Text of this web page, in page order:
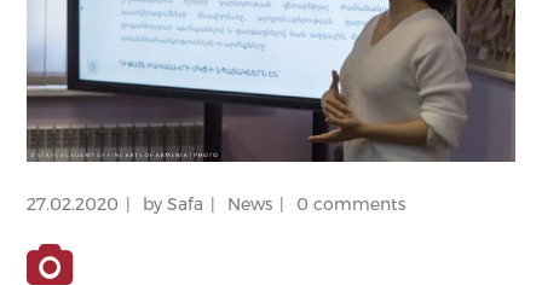
27.02.2020 bySafa News 0 comments